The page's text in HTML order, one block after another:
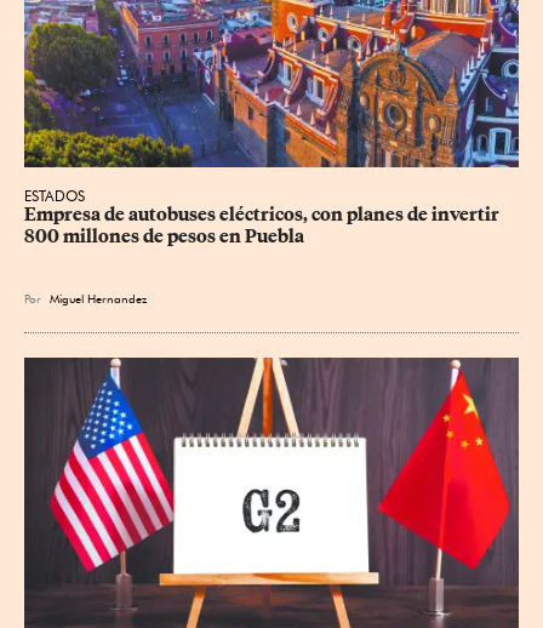
ESTADOS
Empresa de autobuses eléctricos, con planes de invertir
800 millones de pesos en Puebla
Por Miguel Hernandez